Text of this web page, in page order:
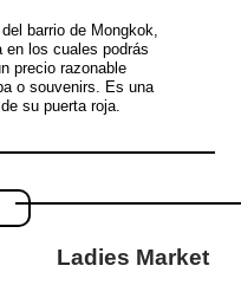
barrio de Mongkok,
en los cuales podrás
precio razonable
o souvenirs. Es una
su puerta roja.
Ladies Market